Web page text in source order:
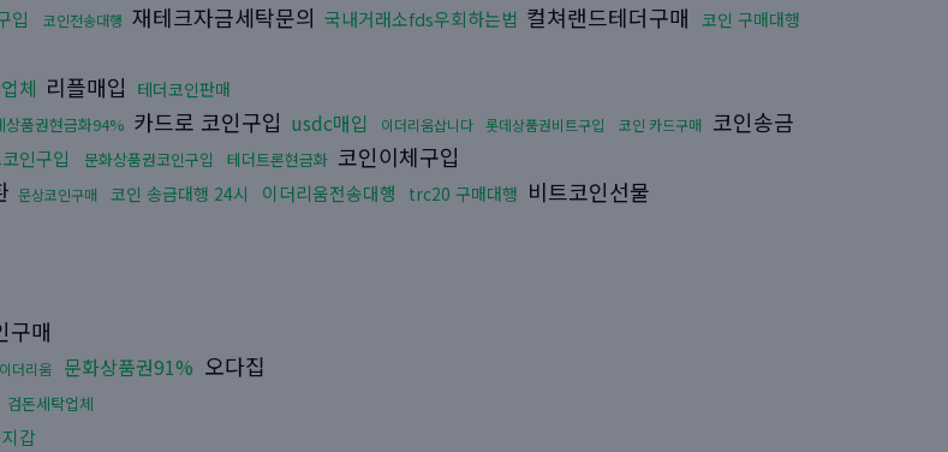
입 코인전송대행 재테크자금세탁문의 국내거래소fds우회하는법 컬쳐랜드테더구매 코인 구매대행
체 리플매입 테더코인판매
상품권현금화94% 카드로 코인구입 usdc매입 이더리움삽니다 롯데상품권비트구입 코인 카드구매
코인송금
인구입 문화상품권코인구입 테더트론현금화 코인이체구입
문상코인구매 코인 송금대행 24시 이더리움전송대행 trc20 구매대행 비트코인선물
구매
이더리움 문화상품권91% 오다집
검돈세탁업체
갑